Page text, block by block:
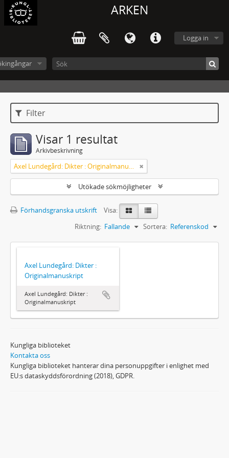
ARKEN
Logga in
Filter
Visar 1 resultat
Arkivbeskrivning
Axel Lundegård: Dikter : Originalmanuskript
Utökade sökmöjligheter
Förhandsgranska utskrift
Visa:
Sortera: Referenskod
Riktning: Fallande
Axel Lundegård: Dikter :
Originalmanuskript
Axel Lundegård: Dikter :
Originalmanuskript
Kungliga biblioteket
Kontakta oss
Kungliga biblioteket hanterar dina personuppgifter i enlighet med
EU:s dataskyddsförordning (2018), GDPR.